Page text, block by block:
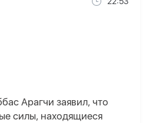
Арагчи заявил, что
силы, находящиеся